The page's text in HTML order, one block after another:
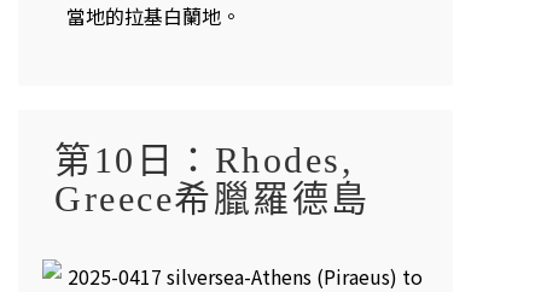
當地的拉基白蘭地。
第10日：Rhodes,
Greece希臘羅德島